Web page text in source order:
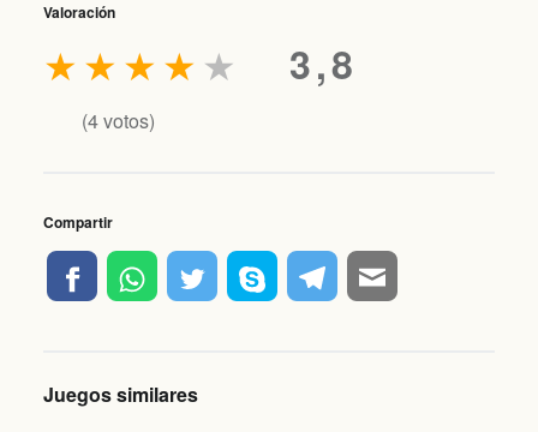
Valoración
3,8
★
★
★
★
★
(4votos)
Compartir
Juegos similares